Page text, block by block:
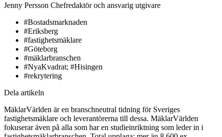
Jenny Persson Chefredaktör och ansvarig utgivare
#Bostadsmarknaden
#Eriksberg
#fastighetsmäklare
#Göteborg
#mäklarbranschen
#NyaKvadrat; #Hisingen
#rekrytering
Dela artikeln
MäklarVärlden är en branschneutral tidning för Sveriges
fastighetsmäklare och leverantörerna till dessa. MäklarVärlden
fokuserar även på alla som har en studieinriktning som leder in i